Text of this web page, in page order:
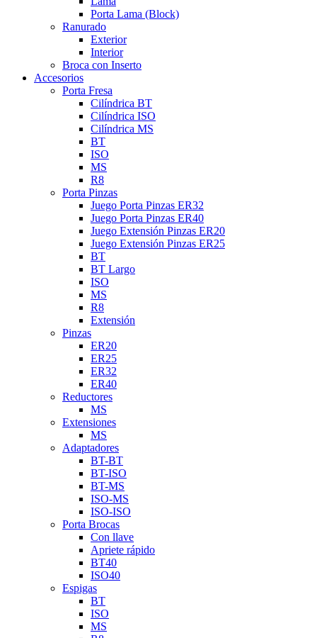
Porta Lama (Block)
Ranurado
Exterior
Interior
Broca con Inserto
Accesorios
Porta Fresa
Cilíndrica BT
Cilíndrica ISO
Cilíndrica MS
BT
ISO
MS
R8
Porta Pinzas
Juego Porta Pinzas ER32
Juego Porta Pinzas ER40
Juego Extensión Pinzas ER20
Juego Extensión Pinzas ER25
BT
BT Largo
ISO
MS
R8
Extensión
Pinzas
ER20
ER25
ER32
ER40
Reductores
MS
Extensiones
MS
Adaptadores
BT-BT
BT-ISO
BT-MS
ISO-MS
ISO-ISO
Porta Brocas
Con llave
Apriete rápido
BT40
ISO40
Espigas
BT
ISO
MS